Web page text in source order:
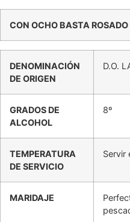
CON OCHO BASTA
DENOMINACIÓN
DE ORIGEN
D.O.
GRADOS DE
ALCOHOL
8º
TEMPERATURA
DE SERVICIO
Servir
MARIDAJE